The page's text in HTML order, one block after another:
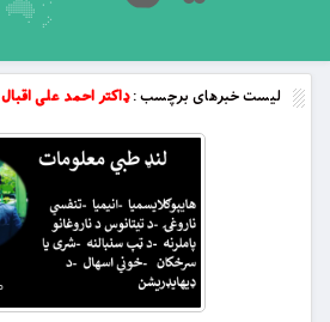
لیست خبرهای برچسب :ډاکتر احمد علی اقبال